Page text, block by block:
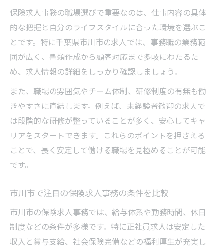
保険求人事務の職場選びで重要なのは、仕事内容の具体
的な把握と自分のライフスタイルに合った環境を選ぶこ
とです。特に千葉県市川市の求人では、事務職の業務範
囲が広く、書類作成から顧客対応まで多岐にわたるた
め、求人情報の詳細をしっかり確認しましょう。
また、職場の雰囲気やチーム体制、研修制度の有無も働
きやすさに直結します。例えば、未経験者歓迎の求人で
は段階的な研修が整っていることが多く、安心してキャ
リアをスタートできます。これらのポイントを押さえる
ことで、長く安定して働ける職場を見極めることが可能
です。
市川市で注目の保険求人事務の条件を比較
市川市の保険求人事務では、給与体系や勤務時間、休日
制度などの条件が多様です。特に正社員求人は安定した
収入と賞与支給、社会保険完備などの福利厚生が充実し